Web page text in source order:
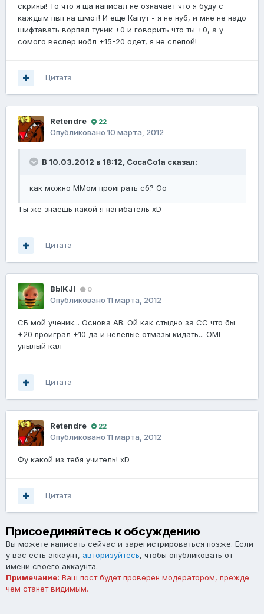
скрины! То что я ща написал не означает что я буду с
каждым пвп на шмот! И еще Капут - я не нуб, и мне не надо
шифтавать ворпал туник +0 и говорить что ты +0, а у
сомого веспер нобл +15-20 одет, я не слепой!
Цитата
Retendre 22
Опубликовано 10 марта, 2012
В 10.03.2012 в 18:12, CocaCo1a сказал:
как можно ММом проиграть сб? Oo
Ты же знаешь какой я нагибатель xD
Цитата
BbIKJl 0
Опубликовано 11 марта, 2012
СБ мой ученик... Основа АВ. Ой как стыдно за СС что бы
+20 проиграл +10 да и нелепые отмазы кидать... ОМГ
унылый кал
Цитата
Retendre 22
Опубликовано 11 марта, 2012
Фу какой из тебя учитель! xD
Цитата
Присоединяйтесь к обсуждению
Вы можете написать сейчас и зарегистрироваться позже. Если
у вас есть аккаунт, авторизуйтесь, чтобы опубликовать от
имени своего аккаунта.
Примечание: Ваш пост будет проверен модератором, прежде
чем станет видимым.